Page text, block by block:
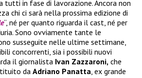
tutti in fase di lavorazione. Ancora non
chi ci sarà nella prossima edizione di
“, né per quanto riguarda il cast, né per
Sono ovviamente tante le
susseguite nelle ultime settimane,
concorrenti, sia i possibili nuovi
il giornalista Ivan Zazzaroni, che
da Adriano Panatta, ex grande